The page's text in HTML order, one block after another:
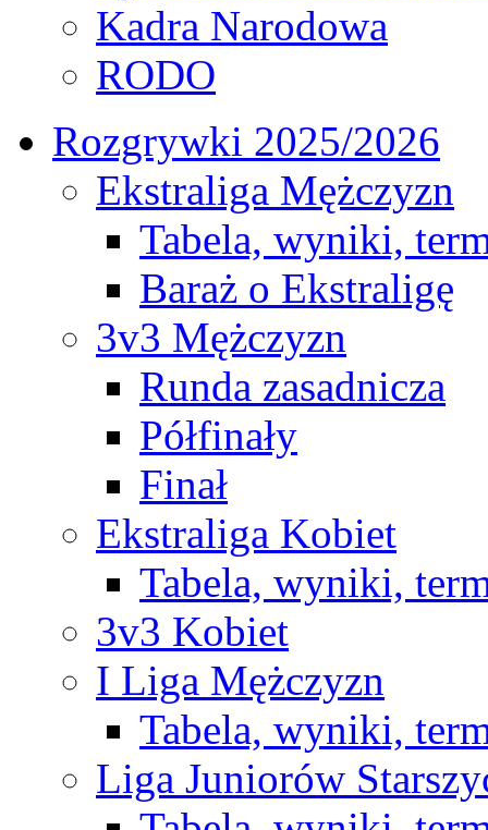
Kadra Narodowa
RODO
Rozgrywki 2025/2026
Ekstraliga Mężczyzn
Tabela, wyniki,
Baraż o Ekstraligę
3v3 Mężczyzn
Runda zasadnicza
Półfinały
Finał
Ekstraliga Kobiet
Tabela, wyniki,
3v3 Kobiet
I Liga Mężczyzn
Tabela, wyniki,
Liga Juniorów